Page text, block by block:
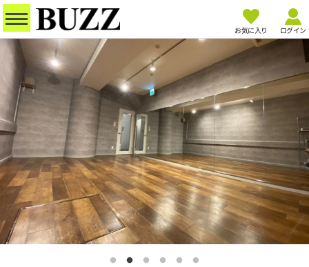
お気に入り ログイン